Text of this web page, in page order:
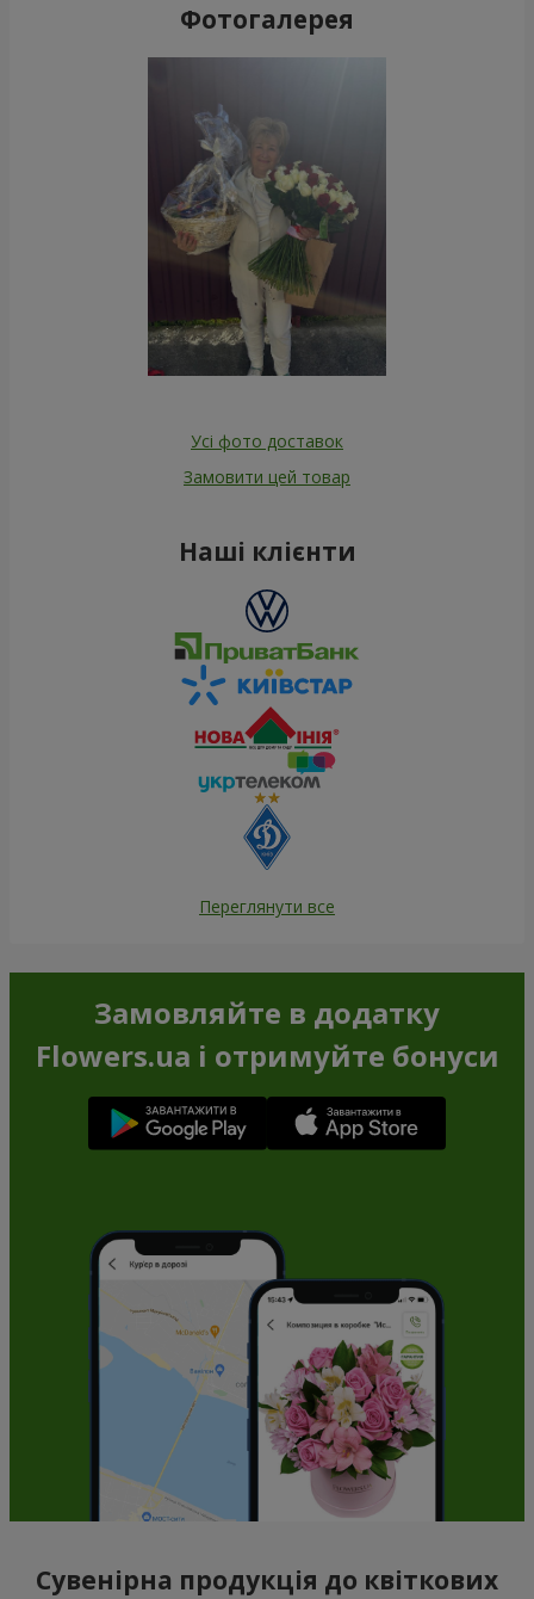
Фотогалерея
Усі фото доставок
Замовити цей товар
Наші клієнти
Переглянути все
Замовляйте в додатку
Flowers.ua і отримуйте бонуси
Сувенірна продукція до квіткових